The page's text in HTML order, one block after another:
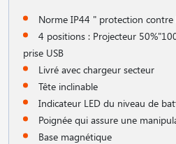
Norme IP44 " protection
4 positions : Projecteur
prise USB
Livré avec chargeur secteur
Tête inclinable
Indicateur LED du niveau de
Poignée qui assure une
Base magnétique